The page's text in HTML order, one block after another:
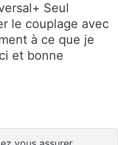
Seul
le couplage avec
à ce que je
et bonne